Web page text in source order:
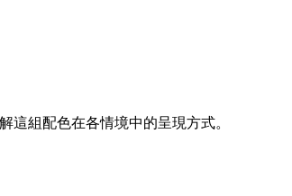
這組配色在各情境中的呈現方式。